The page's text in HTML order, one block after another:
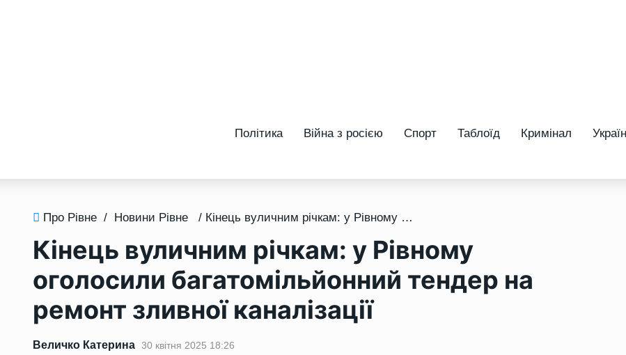
Політика Війна з росією Спорт Таблоїд Кримінал
Про Рівне / Новини Рівне / Кінець вуличним річкам: у Рівному оголосили багатомільйонний тендер на ремонт зливної каналізації
Кінець вуличним річкам: у Рівному
оголосили багатомільйонний тендер на
ремонт зливної каналізації
Величко Катерина 30 квітня 2025 18:26